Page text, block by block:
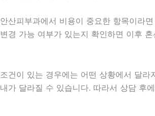
안산피부과에서 비용이 중요한 항목이라
변경 가능 여부가 있는지 확인하면 이후
조건이 있는 경우에는 어떤 상황에서 달
내가 달라질 수 있습니다. 따라서 상담 후